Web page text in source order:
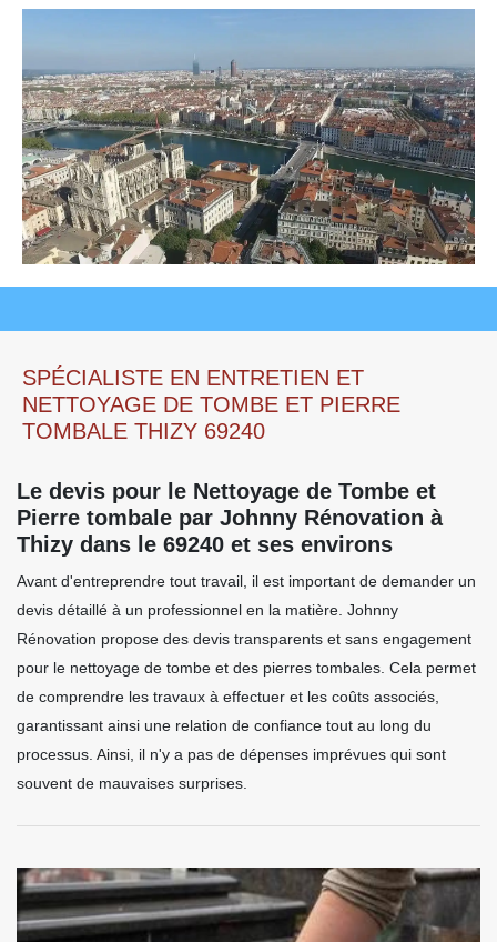
SPÉCIALISTE EN ENTRETIEN ET
NETTOYAGE DE TOMBE ET PIERRE
TOMBALE THIZY 69240
Le devis pour le Nettoyage de Tombe et
Pierre tombale par Johnny Rénovation à
Thizy dans le 69240 et ses environs
Avant d'entreprendre tout travail, il est important de demander un
devis détaillé à un professionnel en la matière. Johnny
Rénovation propose des devis transparents et sans engagement
pour le nettoyage de tombe et des pierres tombales. Cela permet
de comprendre les travaux à effectuer et les coûts associés,
garantissant ainsi une relation de confiance tout au long du
processus. Ainsi, il n'y a pas de dépenses imprévues qui sont
souvent de mauvaises surprises.